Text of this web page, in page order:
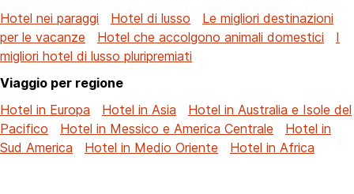
Hotel nei paraggi
Hotel di lusso
Le migliori destinazioni
per le vacanze
Hotel che accolgono animali domestici
I
migliori hotel di lusso pluripremiati
Viaggio per regione
Hotel in Europa
Hotel in Asia
Hotel in Australia e Isole del
Pacifico
Hotel in Messico e America Centrale
Hotel in
Sud America
Hotel in Medio Oriente Hotel in Africa